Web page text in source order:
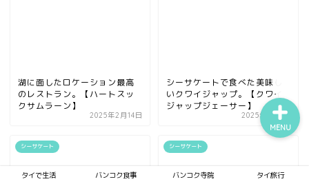
湖に面したロケーション最高
のレストラン。【ハートスッ
クサムラーン】
2025年2月14日
シーサケートで食べた美味し
いクワイジャップ。【クワイ
ジャップジェーサー】
2025年2月9日
シーサケート シーサケート
タイで生活 バンコク食事 バンコク寺院 タイ旅行
MENU